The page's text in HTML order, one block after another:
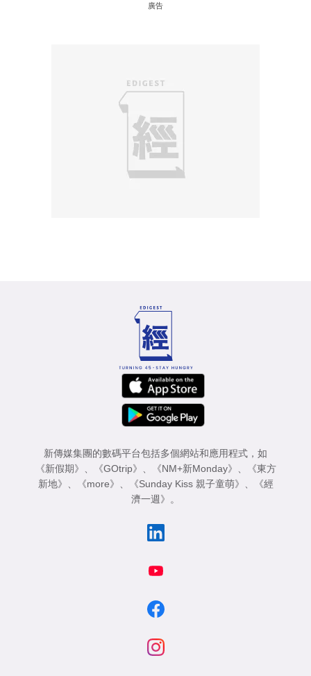
廣告
新傳媒集團的數碼平台包括多個網站和應用程式，如
《新假期》
《GOtrip》 《NM+新Monday》
《東方
新地》
《more》 《Sunday Kiss 親子童萌》
《經
濟一週》
。